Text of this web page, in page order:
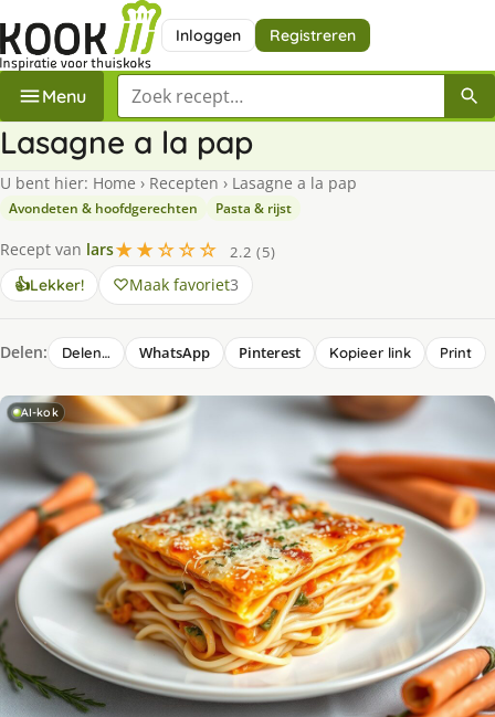
Inloggen Registreren
Menu Zoek een recept
Lasagne a la pap
U bent hier: Home › Recepten › Lasagne a la pap
Avondeten & hoofdgerechten Pasta & rijst
Recept van lars★★☆☆☆
2.2 (5)
👍Lekker! Maak favoriet3
Delen: Delen… WhatsApp Pinterest Kopieer link Print
AI-kok